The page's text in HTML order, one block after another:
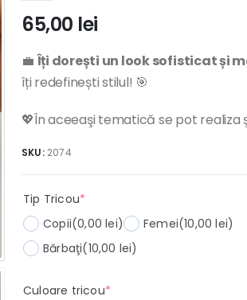
65,00 lei
💼 Îți dorești un look sofisticat și
îți redefinești stilul! 🎯
💖În aceeaşi tematică se pot realiza
SKU: 2074
Tip Tricou*
Copii(0,00 lei) Femei(10,00 lei)
Bărbaţi(10,00 lei)
Culoare tricou*(required)